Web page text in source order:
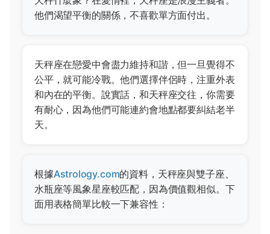
他們渴望平衡的關係，不喜歡單方面付出。
天秤座在戀愛中會盡力維持和諧，但一旦覺得不
公平，就可能冷戰。他們選擇伴侶時，注重外表
和內在的平衡。說實話，和天秤座交往，你需要
有耐心，因為他們可能連約會地點都要糾結老半
天。
根據Astrology.com的資料，天秤座與雙子座、
水瓶座等風象星座較匹配，因為價值觀相似。下
面用表格簡單比較一下兼容性：